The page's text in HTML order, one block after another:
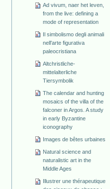
Ad vivum, naer het leven,
from the live: defining a
mode of representation
Il simbolismo degli animali
nell'arte figurativa
paleocristiana
Altchristliche-
mittelalterliche
Tiersymbolik
The calendar and hunting
mosaics of the villa of the
falconer in Argos. A study
in early Byzantine
iconography
Images de bêtes urbaines
Natural science and
naturalistic art in the
Middle Ages
Illustrer une thérapeutique